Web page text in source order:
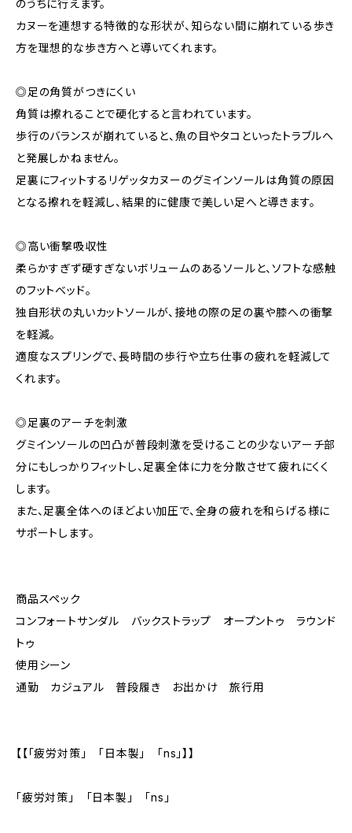
のうちに行えます。
カヌーを連想する特徴的な形状が、知らない間に崩れている歩き
方を理想的な歩き方へと導いてくれます。
◎足の角質がつきにくい
角質は擦れることで硬化すると言われています。
歩行のバランスが崩れていると、魚の目やタコといったトラブルへ
と発展しかねません。
足裏にフィットするリゲッタカヌーのグミインソールは角質の原因
となる擦れを軽減し、結果的に健康で美しい足へと導きます。
◎高い衝撃吸収性
柔らかすぎず硬すぎないボリュームのあるソールと、ソフトな感触
のフットベッド。
独自形状の丸いカットソールが、接地の際の足の裏や膝への衝撃
を軽減。
適度なスプリングで、長時間の歩行や立ち仕事の疲れを軽減して
くれます。
◎足裏のアーチを刺激
グミインソールの凹凸が普段刺激を受けることの少ないアーチ部
分にもしっかりフィットし、足裏全体に力を分散させて疲れにくく
します。
また、足裏全体へのほどよい加圧で、全身の疲れを和らげる様に
サポートします。
商品スペック
コンフォートサンダル バックストラップ オープントゥ ラウンド
トゥ
使用シーン
通勤 カジュアル 普段履き お出かけ 旅行用
【【「疲労対策」 「日本製」 「ns」】】
「疲労対策」 「日本製」 「ns」